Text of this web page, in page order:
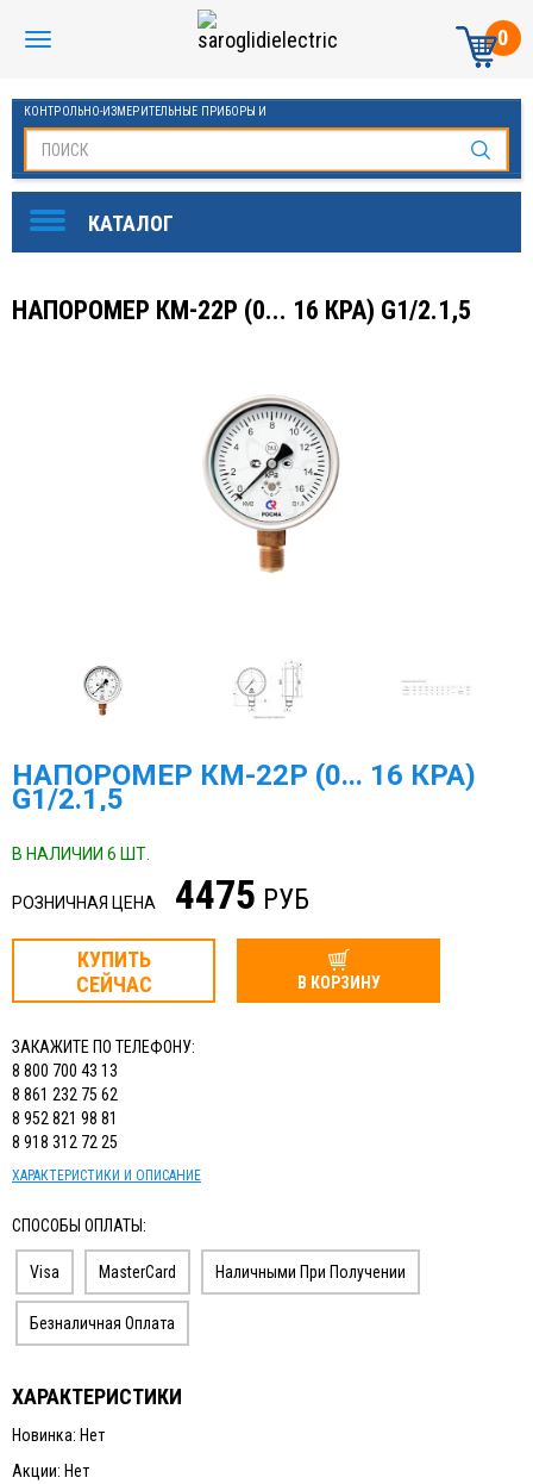
0
КОНТРОЛЬНО-ИЗМЕРИТЕЛЬНЫЕ ПРИБОРЫ И
НАПОРОМЕР КМ-22Р (0... 16 КРА) G1/2.1,5
НАПОРОМЕР КМ-22Р (0... 16 КРА)
G1/2.1,5
В НАЛИЧИИ 6 ШТ.
РОЗНИЧНАЯ ЦЕНА 4475 РУБ
КУПИТЬ
СЕЙЧАС
В КОРЗИНУ
ЗАКАЖИТЕ ПО ТЕЛЕФОНУ:
8 800 700 43 13
8 861 232 75 62
8 952 821 98 81
8 918 312 72 25
ХАРАКТЕРИСТИКИ И ОПИСАНИЕ
СПОСОБЫ ОПЛАТЫ:
Visa MasterCard Наличными При Получении
Безналичная Оплата
ХАРАКТЕРИСТИКИ
Новинка: Нет
Акции: Нет